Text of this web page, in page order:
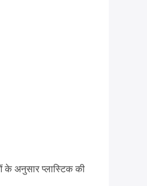
के अनुसार प्लास्टिक की